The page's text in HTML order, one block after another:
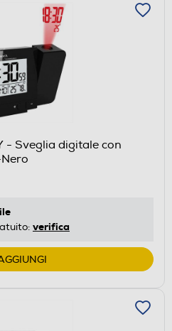
- Sveglia digitale con
verifica